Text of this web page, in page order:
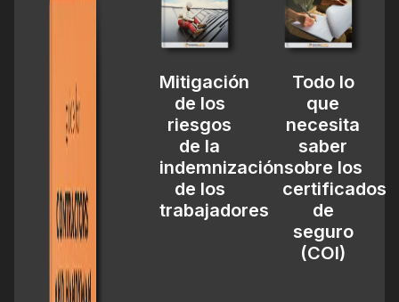
Mitigación
de los
riesgos
de la
indemnización
de los
trabajadores
Todo lo
que
necesita
saber
sobre los
certificados
de
seguro
(COI)